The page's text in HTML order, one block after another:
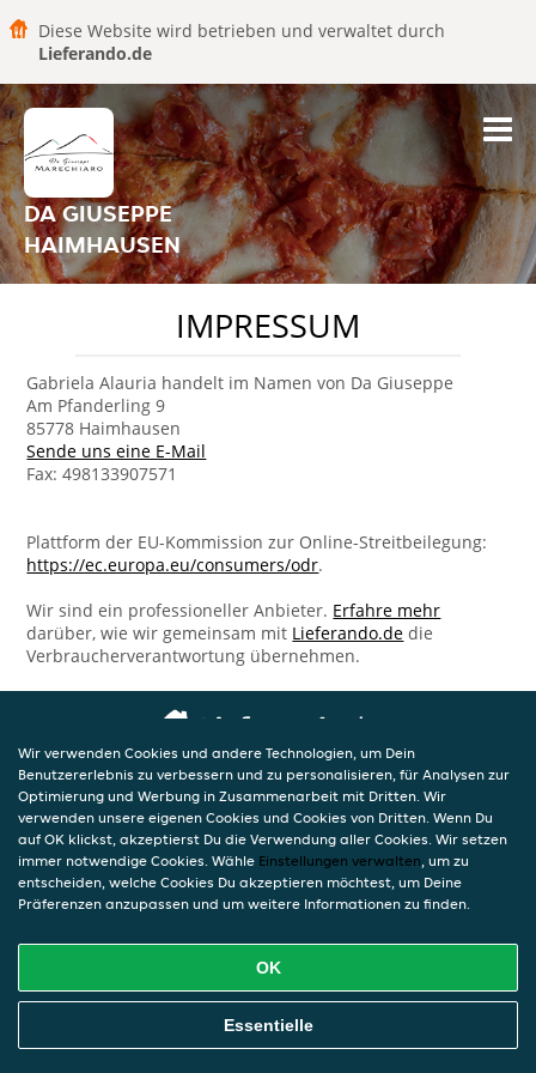
Diese Website wird betrieben und verwaltet durch
Lieferando.de
DA GIUSEPPE
HAIMHAUSEN
IMPRESSUM
Gabriela Alauria handelt im Namen von Da Giuseppe
Am Pfanderling 9
85778 Haimhausen
Sende uns eine E-Mail
Fax: 498133907571
Plattform der EU-Kommission zur Online-Streitbeilegung:
https://ec.europa.eu/consumers/odr.
Wir sind ein professioneller Anbieter. Erfahre mehr
darüber, wie wir gemeinsam mit Lieferando.de die
Verbraucherverantwortung übernehmen.
Wir verwenden Cookies und andere Technologien, um Dein
Benutzererlebnis zu verbessern und zu personalisieren, für Analysen zur
Optimierung und Werbung in Zusammenarbeit mit Dritten. Wir
verwenden unsere eigenen Cookies und Cookies von Dritten. Wenn Du
auf OK klickst, akzeptierst Du die Verwendung aller Cookies. Wir setzen
immer notwendige Cookies. Wähle Einstellungen verwalten, um zu
entscheiden, welche Cookies Du akzeptieren möchtest, um Deine
Präferenzen anzupassen und um weitere Informationen zu finden.
OK
Essentielle